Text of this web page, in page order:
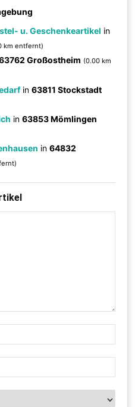
u. Geschenkeartikel in
km entfernt)
Großostheim (0.00 km
in63811 Stockstadt
in63853 Mömlingen
in64832